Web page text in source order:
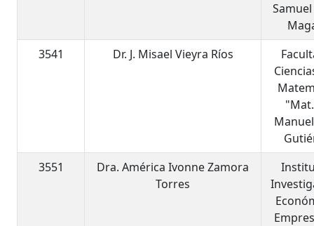
3541
Dr. J. Misael Vieyra Ríos
3551
Dra. América Ivonne Zamora
Torres